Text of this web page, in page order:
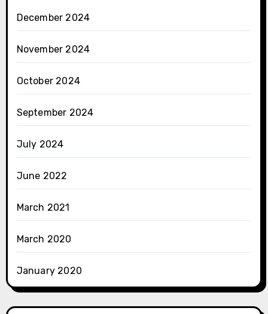
December 2024
November 2024
October 2024
September 2024
July 2024
June 2022
March 2021
March 2020
January 2020